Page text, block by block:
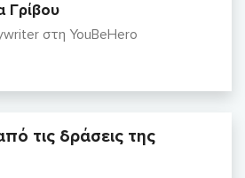
Γρίβου
στη YouBeHero
τις δράσεις της